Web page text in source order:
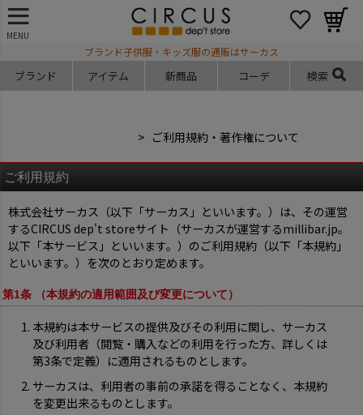
MENU
ブランド子供服・キッズ服の通販はサーカス
ブランド アイテム 新商品 コーデ 検索
ご利用規約・著作権について
ご利用規約
株式会社サーカス（以下「サーカス」といいます。）は、その運営
するCIRCUS dep't storeサイト（サーカスが運営するmillibar.jp。
以下「本サービス」といいます。）のご利用規約（以下「本規約」
といいます。）を次のとおり定めます。
第1条 （本規約の適用範囲及び変更について）
本規約は本サービスの提供及びその利用に関し、サーカス
及び利用者（閲覧・購入などの利用を行った方、詳しくは
第3条で定義）に適用されるものとします。
サーカスは、利用者の事前の承諾を得ることなく、本規約
を変更出来るものとします。